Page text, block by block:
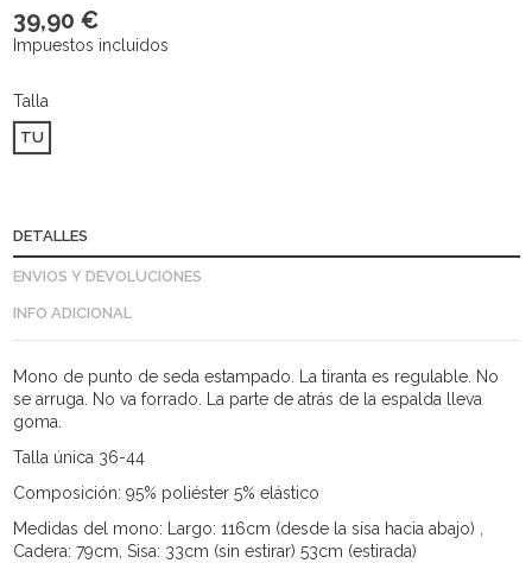
39,90 €
Impuestos incluidos
Talla
TU
DETALLES
ENVIOS Y DEVOLUCIONES
INFO ADICIONAL
Mono de punto de seda estampado. La tiranta es regulable. No
se arruga. No va forrado. La parte de atrás de la espalda lleva
goma.
Talla única 36-44
Composición: 95% poliéster 5% elástico
Medidas del mono: Largo: 116cm (desde la sisa hacia abajo) ,
Cadera: 79cm, Sisa: 33cm (sin estirar) 53cm (estirada)